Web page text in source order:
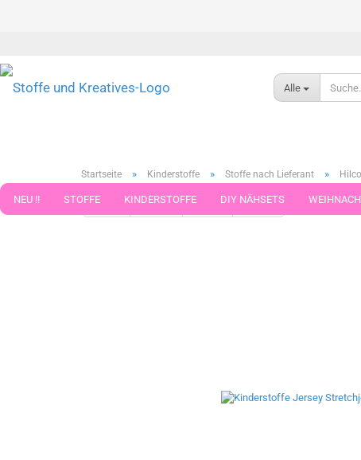
Alle
NEU !! STOFFE KINDERSTOFFE DIY NÄHSETS
Startseite » Kinderstoffe » Stoffe nach Lieferant »
« Erster « zurück weiter » Letzter »
Artikel in